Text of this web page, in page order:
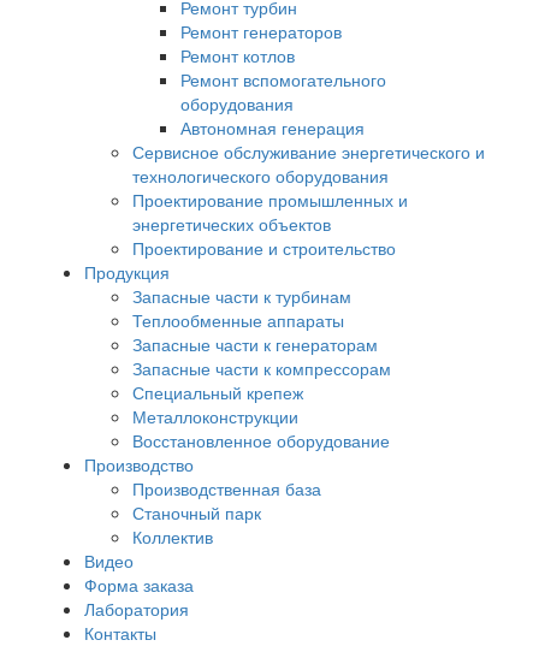
Ремонт турбин
Ремонт генераторов
Ремонт котлов
Ремонт вспомогательного
оборудования
Автономная генерация
Сервисное обслуживание энергетического и
технологического оборудования
Проектирование промышленных и
энергетических объектов
Проектирование и строительство
Продукция
Запасные части к турбинам
Теплообменные аппараты
Запасные части к генераторам
Запасные части к компрессорам
Специальный крепеж
Металлоконструкции
Восстановленное оборудование
Производство
Производственная база
Станочный парк
Коллектив
Видео
Форма заказа
Лаборатория
Контакты